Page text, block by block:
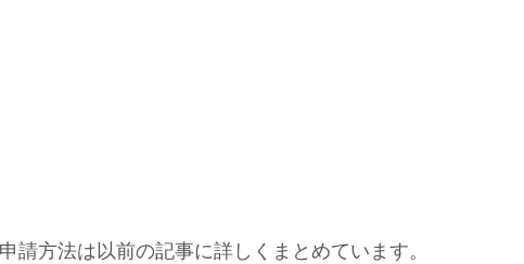
請方法は以前の記事に詳しくまとめています。